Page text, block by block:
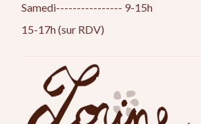
Samedi---------------- 9-15h
15-17h (sur RDV)